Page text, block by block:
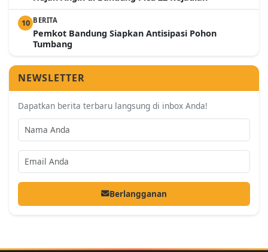
10 BERITA
Pemkot Bandung Siapkan Antisipasi Pohon
Tumbang
NEWSLETTER
Dapatkan berita terbaru langsung di inbox Anda!
Berlangganan